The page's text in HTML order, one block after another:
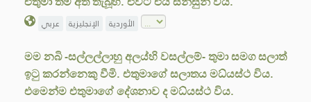
عربي الإنجليزية الأوردية
මම නබි -සල්ලල්ලාහු අලය්හි වසල්ලම්- තුමා සමග සලාත්
ඉටු කරන්නෙකු වීමි. එතුමාගේ සලාතය මධ්යස්ථ විය.
එමෙන්ම එතුමාගේ දේශනාව ද මධ්යස්ථ විය.